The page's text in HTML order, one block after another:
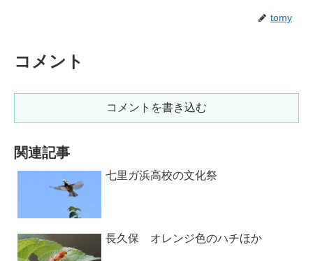
tomy
コメント
コメントを書き込む
関連記事
七里ガ浜高校の文化祭
長久保 オレンジ色のハチほか